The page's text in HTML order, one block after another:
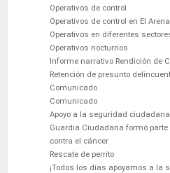
Operativos de control
Operativos de control en El
Operativos en diferentes
Operativos nocturnos
Informe narrativo Rendición de
Retención de presunto
Comunicado
Comunicado
Apoyo a la seguridad ciudadana
Guardia Ciudadana formó
contra el cáncer
Rescate de perrito
¡Todos los días apoyamos a la